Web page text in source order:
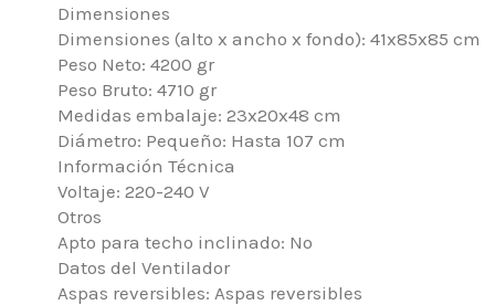
Dimensiones
Dimensiones (alto x ancho x fondo): 41x85x85 cm
Peso Neto: 4200 gr
Peso Bruto: 4710 gr
Medidas embalaje: 23x20x48 cm
Diámetro: Pequeño: Hasta 107 cm
Información Técnica
Voltaje: 220-240 V
Otros
Apto para techo inclinado: No
Datos del Ventilador
Aspas reversibles: Aspas reversibles